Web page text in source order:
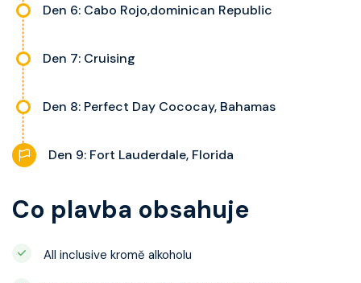
Den 6: Cabo Rojo,dominican Republic
Den 7: Cruising
Den 8: Perfect Day Cococay, Bahamas
Den 9: Fort Lauderdale, Florida
Co plavba obsahuje
All inclusive kromě alkoholu